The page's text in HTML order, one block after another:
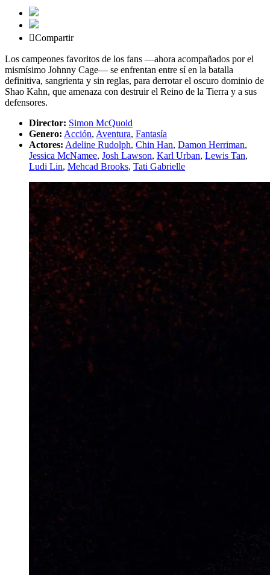
Compartir
Los campeones favoritos de los fans —ahora acompañados por el
mismísimo Johnny Cage— se enfrentan entre sí en la batalla
definitiva, sangrienta y sin reglas, para derrotar el oscuro dominio de
Shao Kahn, que amenaza con destruir el Reino de la Tierra y a sus
defensores.
Director: Simon McQuoid
Genero: Acción, Aventura, Fantasía
Actores: Adeline Rudolph, Chin Han, Damon Herriman,
Jessica McNamee, Josh Lawson, Karl Urban, Lewis Tan,
Ludi Lin, Mehcad Brooks, Tati Gabrielle